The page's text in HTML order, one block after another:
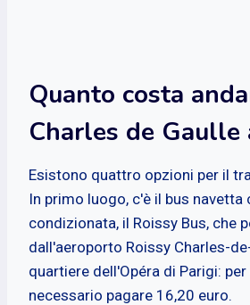
Quanto costa
Charles de Gaulle
Esistono quattro opzioni per il
In primo luogo, c'è il bus navetta
condizionata, il Roissy Bus, che
dall'aeroporto Roissy Charles-
quartiere dell'Opéra di Parigi:
necessario pagare 16,20 euro.